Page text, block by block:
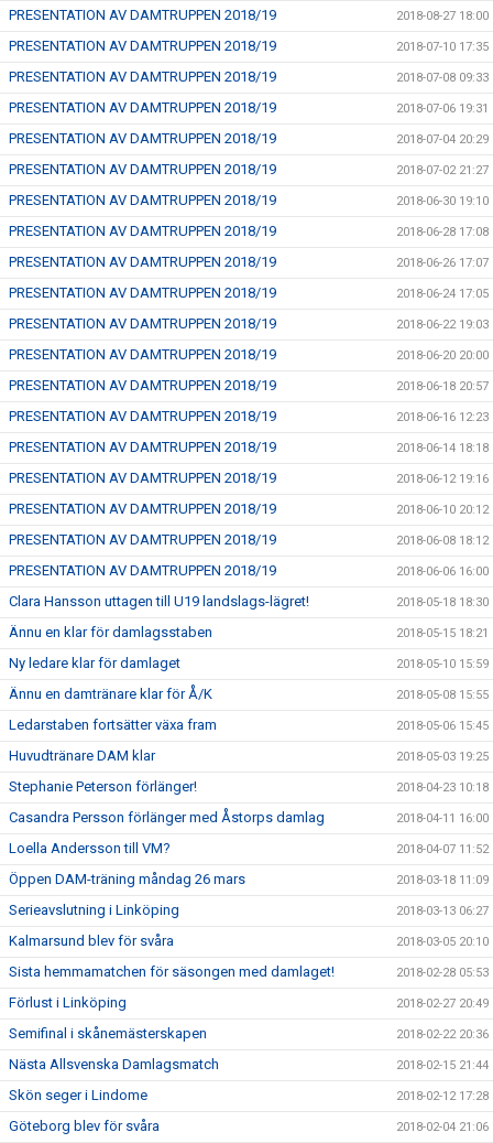
PRESENTATION AV DAMTRUPPEN 2018/19 2018-08-27 18:00
PRESENTATION AV DAMTRUPPEN 2018/19 2018-07-10 17:35
PRESENTATION AV DAMTRUPPEN 2018/19 2018-07-08 09:33
PRESENTATION AV DAMTRUPPEN 2018/19 2018-07-06 19:31
PRESENTATION AV DAMTRUPPEN 2018/19 2018-07-04 20:29
PRESENTATION AV DAMTRUPPEN 2018/19 2018-07-02 21:27
PRESENTATION AV DAMTRUPPEN 2018/19 2018-06-30 19:10
PRESENTATION AV DAMTRUPPEN 2018/19 2018-06-28 17:08
PRESENTATION AV DAMTRUPPEN 2018/19 2018-06-26 17:07
PRESENTATION AV DAMTRUPPEN 2018/19 2018-06-24 17:05
PRESENTATION AV DAMTRUPPEN 2018/19 2018-06-22 19:03
PRESENTATION AV DAMTRUPPEN 2018/19 2018-06-20 20:00
PRESENTATION AV DAMTRUPPEN 2018/19 2018-06-18 20:57
PRESENTATION AV DAMTRUPPEN 2018/19 2018-06-16 12:23
PRESENTATION AV DAMTRUPPEN 2018/19 2018-06-14 18:18
PRESENTATION AV DAMTRUPPEN 2018/19 2018-06-12 19:16
PRESENTATION AV DAMTRUPPEN 2018/19 2018-06-10 20:12
PRESENTATION AV DAMTRUPPEN 2018/19 2018-06-08 18:12
PRESENTATION AV DAMTRUPPEN 2018/19 2018-06-06 16:00
Clara Hansson uttagen till U19 landslags-lägret! 2018-05-18 18:30
Ännu en klar för damlagsstaben 2018-05-15 18:21
Ny ledare klar för damlaget 2018-05-10 15:59
Ännu en damtränare klar för Å/K 2018-05-08 15:55
Ledarstaben fortsätter växa fram 2018-05-06 15:45
Huvudtränare DAM klar 2018-05-03 19:25
Stephanie Peterson förlänger! 2018-04-23 10:18
Casandra Persson förlänger med Åstorps damlag 2018-04-11 16:00
Loella Andersson till VM? 2018-04-07 11:52
Öppen DAM-träning måndag 26 mars 2018-03-18 11:09
Serieavslutning i Linköping 2018-03-13 06:27
Kalmarsund blev för svåra 2018-03-05 20:10
Sista hemmamatchen för säsongen med damlaget! 2018-02-28 05:53
Förlust i Linköping 2018-02-27 20:49
Semifinal i skånemästerskapen 2018-02-22 20:36
Nästa Allsvenska Damlagsmatch 2018-02-15 21:44
Skön seger i Lindome 2018-02-12 17:28
Göteborg blev för svåra 2018-02-04 21:06